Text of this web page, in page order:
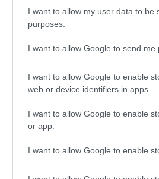
I want to allow my user data to be
purposes.
I want to allow Google to send me
I want to allow Google to enable
web or device identifiers in apps.
I want to allow Google to enable
or app.
I want to allow Google to enable